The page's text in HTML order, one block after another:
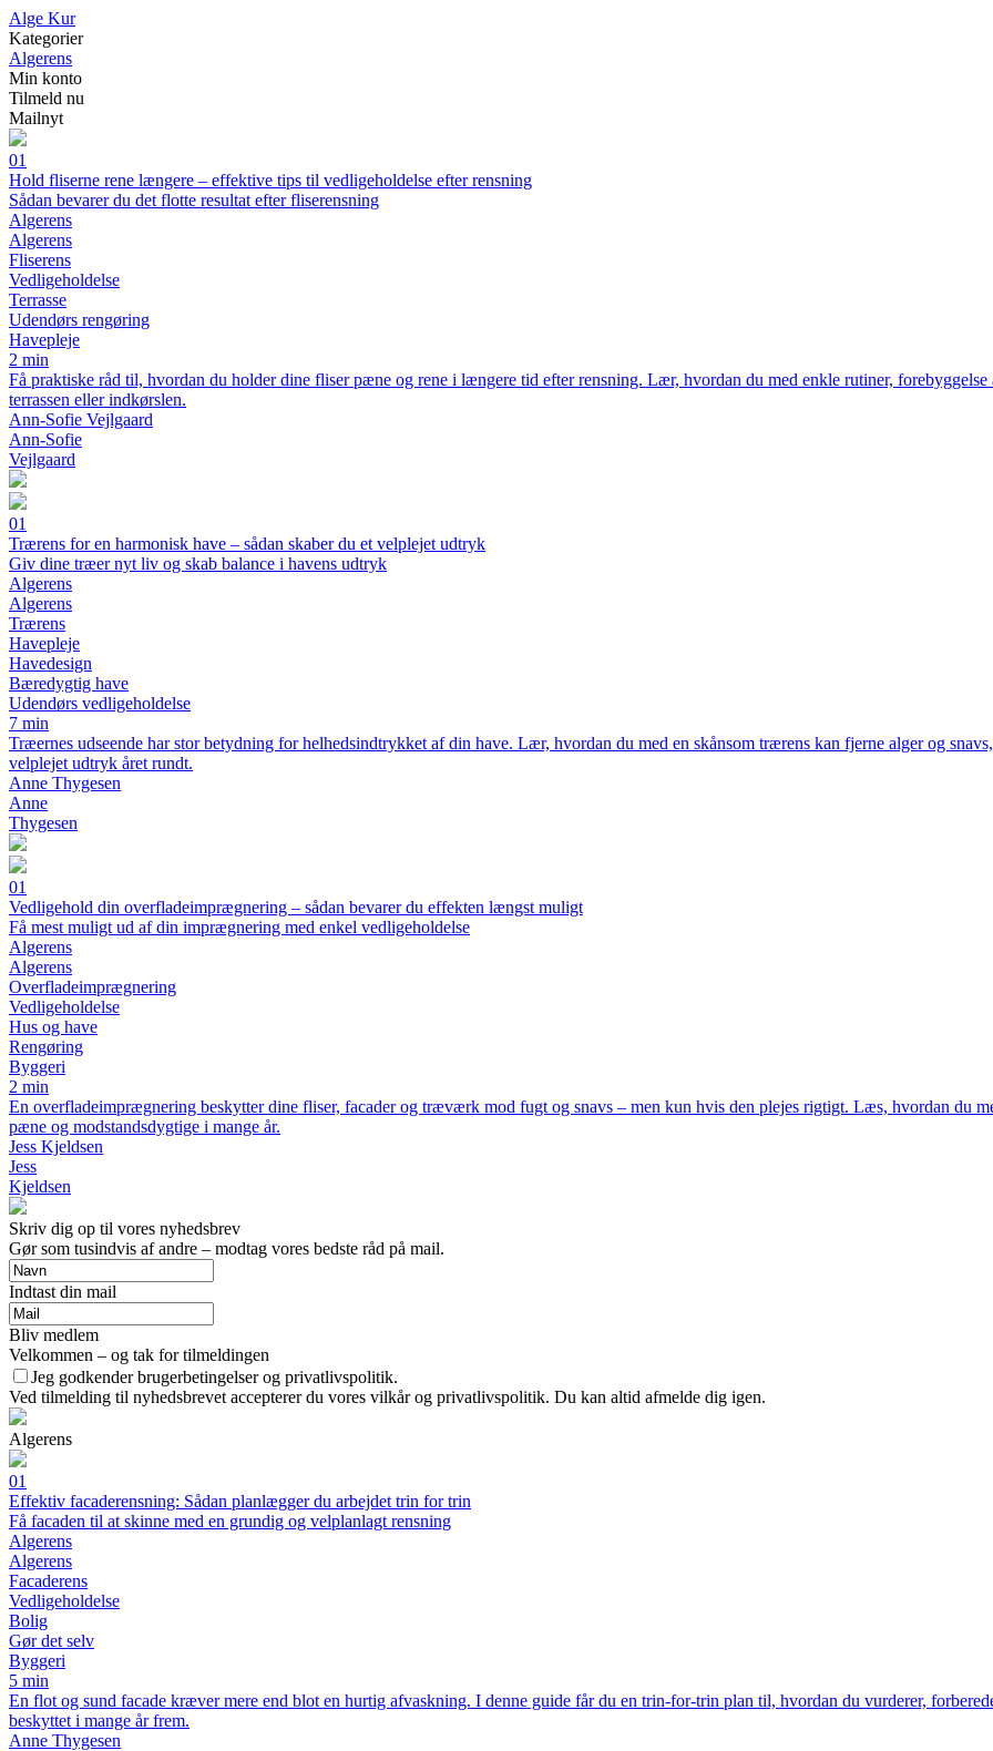
Alge Kur
Kategorier
Algerens
Min konto
Tilmeld nu
Mailnyt
01
Hold fliserne rene længere – effektive tips til vedligeholdelse efter rensning
Sådan bevarer du det flotte resultat efter fliserensning
Algerens
Algerens
Fliserens
Vedligeholdelse
Terrasse
Udendørs rengøring
Havepleje
2 min
Få praktiske råd til, hvordan du holder dine fliser pæne og rene i længere tid efter rensning. Lær, hvordan du med enkle rutiner,
terrassen eller indkørslen.
Ann-Sofie Vejlgaard
Ann-Sofie
Vejlgaard
01
Trærens for en harmonisk have – sådan skaber du et velplejet udtryk
Giv dine træer nyt liv og skab balance i havens udtryk
Algerens
Algerens
Trærens
Havepleje
Havedesign
Bæredygtig have
Udendørs vedligeholdelse
7 min
Træernes udseende har stor betydning for helhedsindtrykket af din have. Lær, hvordan du med en skånsom trærens kan fjerne alger og
velplejet udtryk året rundt.
Anne Thygesen
Anne
Thygesen
01
Vedligehold din overfladeimprægnering – sådan bevarer du effekten længst muligt
Få mest muligt ud af din imprægnering med enkel vedligeholdelse
Algerens
Algerens
Overfladeimprægnering
Vedligeholdelse
Hus og have
Rengøring
Byggeri
2 min
En overfladeimprægnering beskytter dine fliser, facader og træværk mod fugt og snavs – men kun hvis den plejes rigtigt. Læs, hvordan du
pæne og modstandsdygtige i mange år.
Jess Kjeldsen
Jess
Kjeldsen
Skriv dig op til vores nyhedsbrev
Gør som tusindvis af andre – modtag vores bedste råd på mail.
Indtast din mail
Bliv medlem
Velkommen – og tak for tilmeldingen
Jeg godkender brugerbetingelser og privatlivspolitik.
Ved tilmelding til nyhedsbrevet accepterer du vores vilkår og privatlivspolitik. Du kan altid afmelde dig igen.
Algerens
01
Effektiv facaderensning: Sådan planlægger du arbejdet trin for trin
Få facaden til at skinne med en grundig og velplanlagt rensning
Algerens
Algerens
Facaderens
Vedligeholdelse
Bolig
Gør det selv
Byggeri
5 min
En flot og sund facade kræver mere end blot en hurtig afvaskning. I denne guide får du en trin-for-trin plan til, hvordan du vurderer,
beskyttet i mange år frem.
Anne Thygesen